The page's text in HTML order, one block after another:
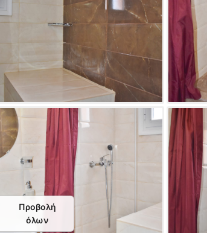
Προβολή
όλων